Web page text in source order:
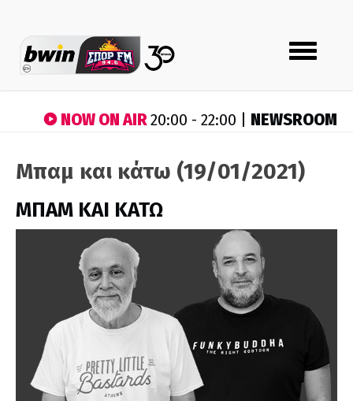
Toggle
navigation
NOW ON AIR20:00 - 22:00 | NEWSROOM
Μπαμ και κάτω (19/01/2021)
ΜΠΑΜ ΚΑΙ ΚΑΤΩ